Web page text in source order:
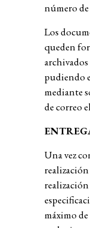
número
Los
queden
pudiendo
mediante
de correo
Una vez
realización
máximo